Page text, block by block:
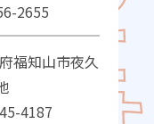
2655
福知山市夜久
4187